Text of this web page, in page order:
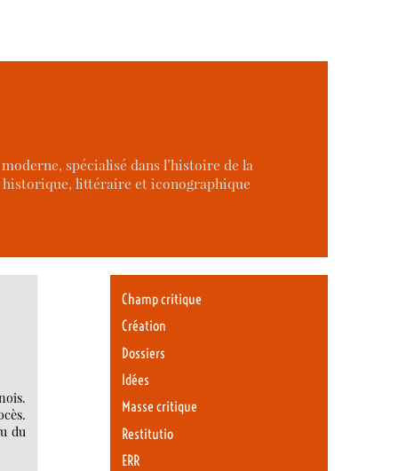
spécialisé dans l’histoire de la
littéraire et iconographique
du
Champ critique
Création
Dossiers
Idées
Masse critique
Restitutio
ERR